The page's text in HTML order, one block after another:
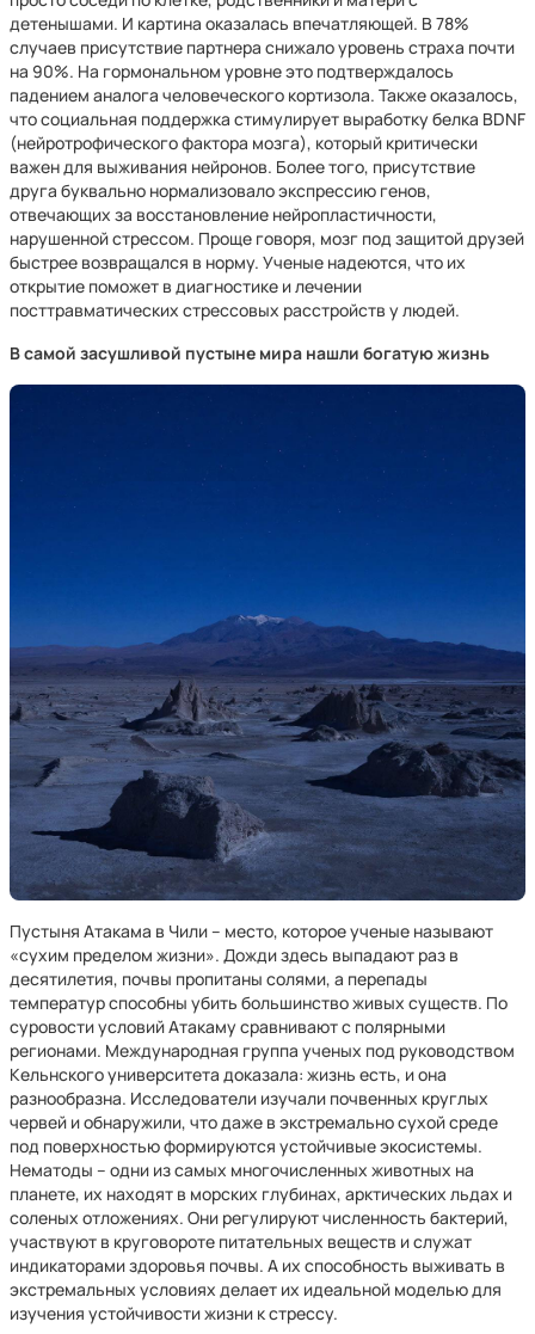
детенышами. И картина оказалась впечатляющей. В 78%
случаев присутствие партнера снижало уровень страха почти
на 90%. На гормональном уровне это подтверждалось
падением аналога человеческого кортизола. Также оказалось,
что социальная поддержка стимулирует выработку белка BDNF
(нейротрофического фактора мозга), который критически
важен для выживания нейронов. Более того, присутствие
друга буквально нормализовало экспрессию генов,
отвечающих за восстановление нейропластичности,
нарушенной стрессом. Проще говоря, мозг под защитой друзей
быстрее возвращался в норму. Ученые надеются, что их
открытие поможет в диагностике и лечении
посттравматических стрессовых расстройств у людей.
В самой засушливой пустыне мира нашли богатую жизнь
Пустыня Атакама в Чили – место, которое ученые называют
«сухим пределом жизни». Дожди здесь выпадают раз в
десятилетия, почвы пропитаны солями, а перепады
температур способны убить большинство живых существ. По
суровости условий Атакаму сравнивают с полярными
регионами. Международная группа ученых под руководством
Кельнского университета доказала: жизнь есть, и она
разнообразна. Исследователи изучали почвенных круглых
червей и обнаружили, что даже в экстремально сухой среде
под поверхностью формируются устойчивые экосистемы.
Нематоды – одни из самых многочисленных животных на
планете, их находят в морских глубинах, арктических льдах и
соленых отложениях. Они регулируют численность бактерий,
участвуют в круговороте питательных веществ и служат
индикаторами здоровья почвы. А их способность выживать в
экстремальных условиях делает их идеальной моделью для
изучения устойчивости жизни к стрессу.